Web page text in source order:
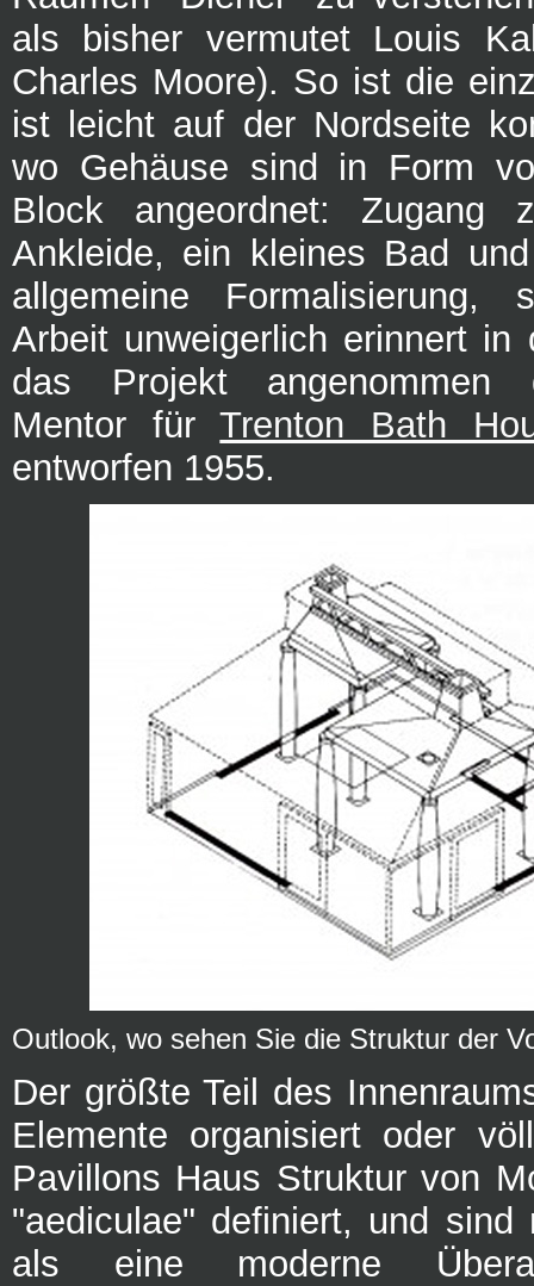
als bisher vermutet Louis
Charles Moore). So ist die
ist leicht auf der Nordseite
wo Gehäuse sind in Form
Block angeordnet: Zugang
Ankleide, ein kleines Bad
allgemeine Formalisierung,
Arbeit unweigerlich erinnert in
das Projekt angenommen
Mentor fürTrenton Bath
entworfen 1955.
Outlook, wo sehen Sie die Struktur der
Der größte Teil des
Elemente organisiert oder
Pavillons Haus Struktur von
"aediculae" definiert, und sind
als eine moderne